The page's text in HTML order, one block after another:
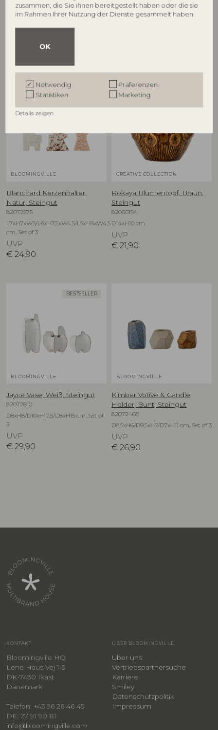
zusammen, die Sie ihnen bereitgestellt haben oder die sie
im Rahmen Ihrer Nutzung der Dienste gesammelt haben.
OK
Notwendig
Präferenzen
Statistiken
Marketing
Details zeigen
€ 41,90
BLOOMINGVILLE
Blanchard Kerzenhalter,
Natur, Steingut
82072575
L7xH7xW5/L6xH7,5xW4,5/L5xH8xW4,5
cm, Set of 3
UVP
€ 24,90
CREATIVE COLLECTION
Rokaya Blumentopf, Braun,
Steingut
82060154
D14xH10 cm
UVP
€ 21,90
BESTSELLER
BLOOMINGVILLE
Jayce Vase, Weiß, Steingut
82072810
D8xH8/D10xH10,5/D8xH15 cm, Set of
3
UVP
€ 29,90
BLOOMINGVILLE
Kimber Votive & Candle
Holder, Bunt, Steingut
82072468
D8,5xH6/D9,5xH7/D7xH11 cm, Set of 3
UVP
€ 26,90
KONTAKT
Bloomingville HQ
Lene Haus Vej 1-5
DK-7430 Ikast
Dänemark
Telefon: +45 96 26 46 45
DE: 27 91 90 81
info@bloomingville.com
ÜBER BLOOMINGVILLE
Über uns
Vertriebspartnersuche
Karriere
Smiley
​Datenschutzpolitik
Impressum